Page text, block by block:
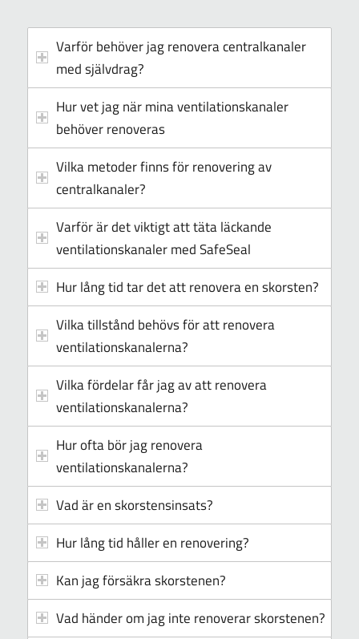
Varför behöver jag renovera centralkanaler
med självdrag?
Hur vet jag när mina ventilationskanaler
behöver renoveras
Vilka metoder finns för renovering av
centralkanaler?
Varför är det viktigt att täta läckande
ventilationskanaler med SafeSeal
Hur lång tid tar det att renovera en skorsten?
Vilka tillstånd behövs för att renovera
ventilationskanalerna?
Vilka fördelar får jag av att renovera
ventilationskanalerna?
Hur ofta bör jag renovera
ventilationskanalerna?
Vad är en skorstensinsats?
Hur lång tid håller en renovering?
Kan jag försäkra skorstenen?
Vad händer om jag inte renoverar skorstenen?